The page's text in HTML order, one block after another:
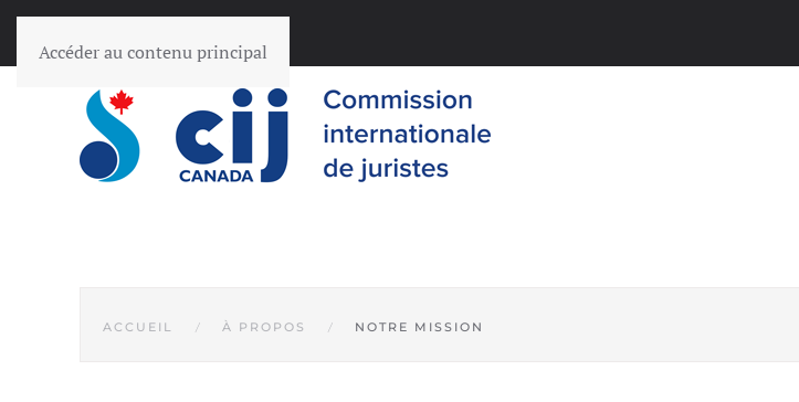
Accéder au contenu principal
ACCUEIL À PROPOS NOTRE MISSION